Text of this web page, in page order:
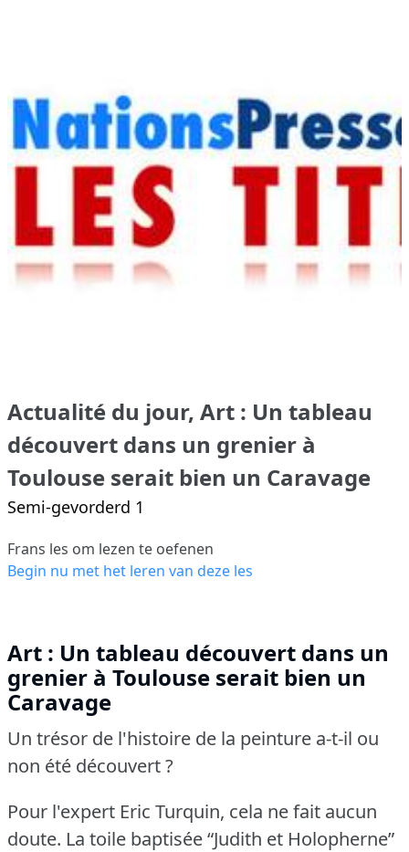
Actualité du jour, Art : Un tableau
découvert dans un grenier à
Toulouse serait bien un Caravage
Semi-gevorderd 1
Frans les om lezen te oefenen
Begin nu met het leren van deze les
Art : Un tableau découvert dans un
grenier à Toulouse serait bien un
Caravage
Un trésor de l'histoire de la peinture a-t-il ou
non été découvert ?
Pour l'expert Eric Turquin, cela ne fait aucun
doute. La toile baptisée “Judith et Holopherne”